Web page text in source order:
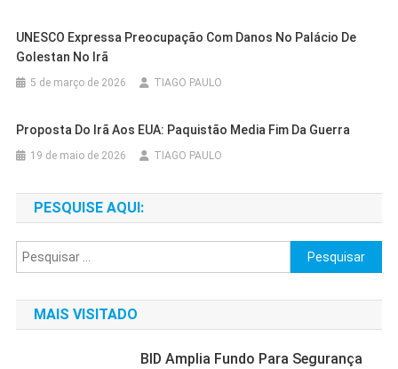
UNESCO Expressa Preocupação Com Danos No Palácio De
Golestan No Irã
5 de março de 2026 TIAGO PAULO
Proposta Do Irã Aos EUA: Paquistão Media Fim Da Guerra
19 de maio de 2026 TIAGO PAULO
PESQUISE AQUI:
Pesquisar
por:
MAIS VISITADO
BID Amplia Fundo Para Segurança